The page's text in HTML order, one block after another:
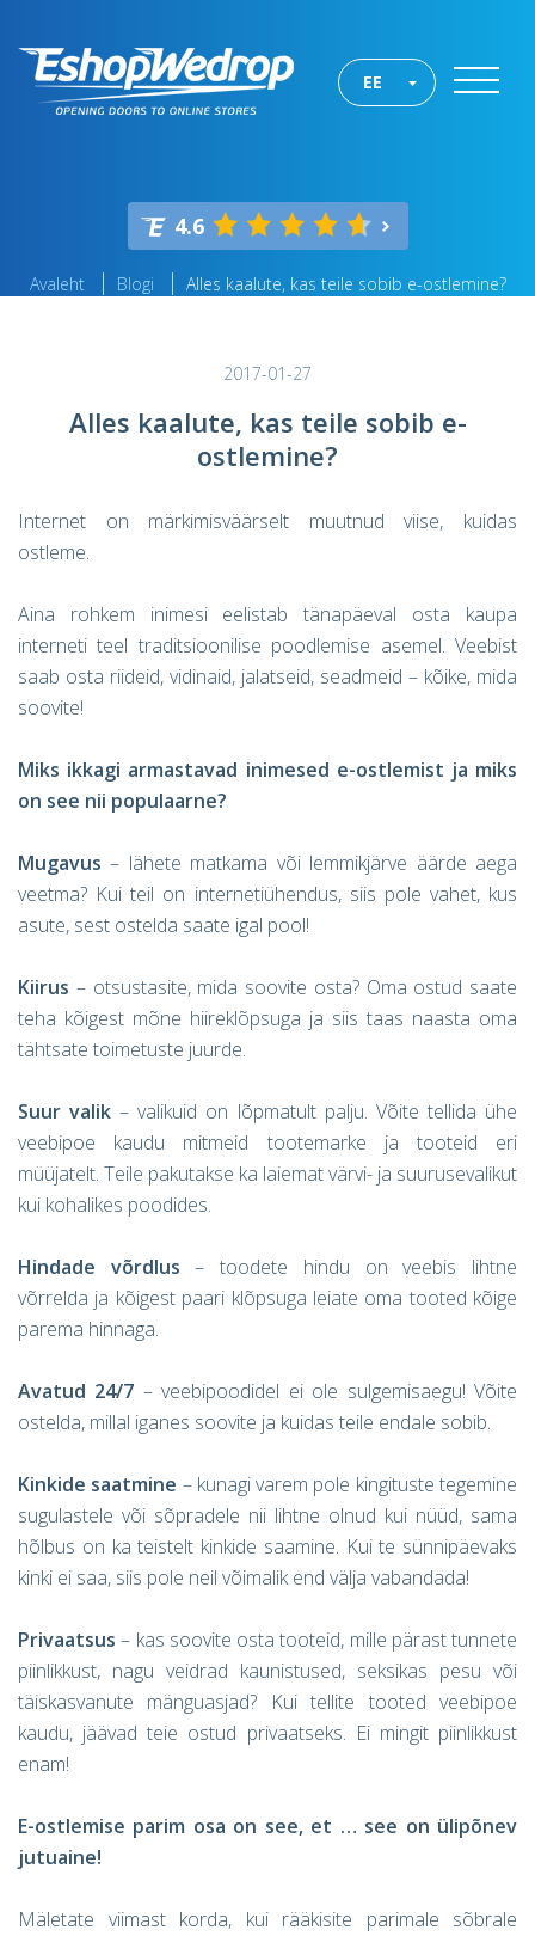
EE
4.6
Avaleht Blogi Alles kaalute, kas teile sobib e-ostlemine?
2017-01-27
Alles kaalute, kas teile sobib e-
ostlemine?
Internet on märkimisväärselt muutnud viise, kuidas
ostleme.
Aina rohkem inimesi eelistab tänapäeval osta kaupa
interneti teel traditsioonilise poodlemise asemel. Veebist
saab osta riideid, vidinaid, jalatseid, seadmeid – kõike, mida
soovite!
Miks ikkagi armastavad inimesed e-ostlemist ja miks
on see nii populaarne?
Mugavus – lähete matkama või lemmikjärve äärde aega
veetma? Kui teil on internetiühendus, siis pole vahet, kus
asute, sest ostelda saate igal pool!
Kiirus – otsustasite, mida soovite osta? Oma ostud saate
teha kõigest mõne hiireklõpsuga ja siis taas naasta oma
tähtsate toimetuste juurde.
Suur valik – valikuid on lõpmatult palju. Võite tellida ühe
veebipoe kaudu mitmeid tootemarke ja tooteid eri
müüjatelt. Teile pakutakse ka laiemat värvi- ja suurusevalikut
kui kohalikes poodides.
Hindade võrdlus – toodete hindu on veebis lihtne
võrrelda ja kõigest paari klõpsuga leiate oma tooted kõige
parema hinnaga.
Avatud 24/7 – veebipoodidel ei ole sulgemisaegu! Võite
ostelda, millal iganes soovite ja kuidas teile endale sobib.
Kinkide saatmine – kunagi varem pole kingituste tegemine
sugulastele või sõpradele nii lihtne olnud kui nüüd, sama
hõlbus on ka teistelt kinkide saamine. Kui te sünnipäevaks
kinki ei saa, siis pole neil võimalik end välja vabandada!
Privaatsus – kas soovite osta tooteid, mille pärast tunnete
piinlikkust, nagu veidrad kaunistused, seksikas pesu või
täiskasvanute mänguasjad? Kui tellite tooted veebipoe
kaudu, jäävad teie ostud privaatseks. Ei mingit piinlikkust
enam!
E-ostlemise parim osa on see, et … see on ülipõnev
jutuaine!
Mäletate viimast korda, kui rääkisite parimale sõbrale